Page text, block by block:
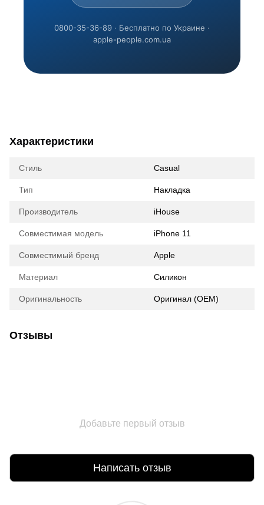
0800-35-36-89 · Бесплатно по Украине ·
apple-people.com.ua
Характеристики
Стиль Casual
Тип Накладка
Производитель iHouse
Совместимая модель iPhone 11
Совместимый бренд Apple
Материал Силикон
Оригинальность Оригинал (ОЕМ)
Отзывы
Добавьте первый отзыв
Написать отзыв